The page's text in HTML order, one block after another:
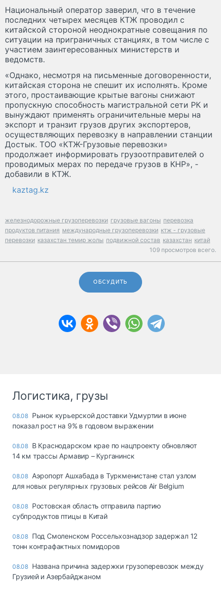
Национальный оператор заверил, что в течение
последних четырех месяцев КТЖ проводил с
китайской стороной неоднократные совещания по
ситуации на приграничных станциях, в том числе с
участием заинтересованных министерств и
ведомств.
«Однако, несмотря на письменные договоренности,
китайская сторона не спешит их исполнять. Кроме
этого, простаивающие крытые вагоны снижают
пропускную способность магистральной сети РК и
вынуждают применять ограничительные меры на
экспорт и транзит грузов других экспортеров,
осуществляющих перевозку в направлении станции
Достык. ТОО «КТЖ-Грузовые перевозки»
продолжает информировать грузоотправителей о
проводимых мерах по передаче грузов в КНР», -
добавили в КТЖ.
kaztag.kz
железнодорожные грузоперевозки грузовые вагоны перевозка
продуктов питания международные грузоперевозки ктж - грузовые
перевозки казахстан темир жолы подвижной состав казахстан китай
109 просмотров всего.
ОБСУДИТЬ
Логистика, грузы
08.08 Рынок курьерской доставки Удмуртии в июне
показал рост на 9% в годовом выражении
08.08 В Краснодарском крае по нацпроекту обновляют
14 км трассы Армавир – Курганинск
08.08 Аэропорт Ашхабада в Туркменистане стал узлом
для новых регулярных грузовых рейсов Air Belgium
08.08 Ростовская область отправила партию
субпродуктов птицы в Китай
08.08 Под Смоленском Россельхознадзор задержал 12
тонн контрафактных помидоров
08.08 Названа причина задержки грузоперевозок между
Грузией и Азербайджаном